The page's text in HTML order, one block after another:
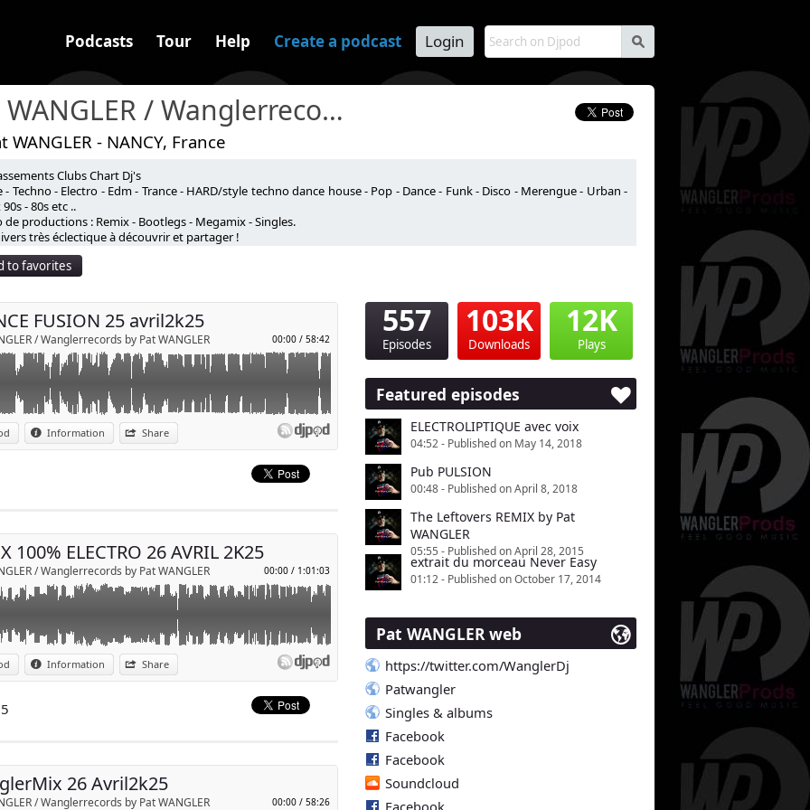
s
Podcasts Tour Help Create a podcast Login
Pat WANGLER / Wanglerrecords
WANGLER - NANCY, France
Clubs Chart Dj's
- Techno - Electro - Edm - Trance - HARD/style techno dance house - Pop - Dance - Funk - Disco - Merengue - Urban -
- 80s etc ..
de productions : Remix - Bootlegs - Megamix - Singles.
très éclectique à découvrir et partager !
to favorites
00:00 / 58:42
FUSION 25 avril2k25
/ Wanglerrecords by Pat WANGLER
Information Share
Send by email
et à la diffusion en public !⚠️
toute responsabilité d'une diffusion en public.
00:00 / 1:01:03
100% ELECTRO 26 AVRIL 2K25
/ Wanglerrecords by Pat WANGLER
Information Share
p
et à la diffusion en public !⚠️
toute responsabilité d'une diffusion en public.
00:00 / 58:26
26 Avril2k25
/ Wanglerrecords by Pat WANGLER
p
et à la diffusion en public !⚠️
toute responsabilité d'une diffusion en public.
557
Episodes
103K
Downloads
12K
Plays
Featured episodes
ELECTROLIPTIQUE avec voix
04:52 - Published on May 14, 2018
Pub PULSION
00:48 - Published on April 8, 2018
The Leftovers REMIX by Pat
WANGLER
05:55 - Published on April 28, 2015
extrait du morceau Never Easy
01:12 - Published on October 17, 2014
Pat WANGLER web
https://twitter.com/WanglerDj
Patwangler
Singles & albums
Facebook
Facebook
Soundcloud